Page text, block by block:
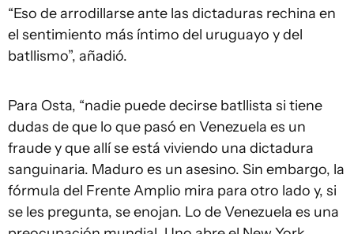
“Eso de arrodillarse ante las dictaduras rechina en
el sentimiento más íntimo del uruguayo y del
batllismo”, añadió.
Para Osta, “nadie puede decirse batllista si tiene
dudas de que lo que pasó en Venezuela es un
fraude y que allí se está viviendo una dictadura
sanguinaria. Maduro es un asesino. Sin embargo, la
fórmula del Frente Amplio mira para otro lado y, si
se les pregunta, se enojan. Lo de Venezuela es una